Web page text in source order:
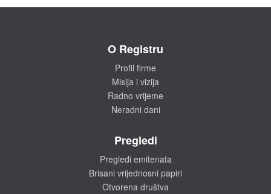
O Registru
Profil firme
Misija i vizija
Radno vrijeme
Neradni dani
Pregledi
Pregledi emitenata
Brisani vrijednosni papiri
Otvorena društva